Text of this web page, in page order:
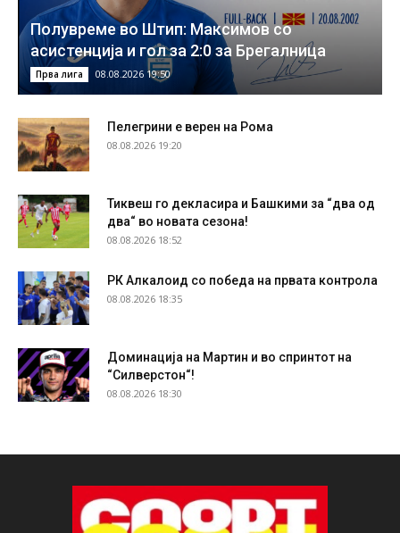
Полувреме во Штип: Максимов со
асистенција и гол за 2:0 за Брегалница
Прва лига 08.08.2026 19:50
Пелегрини е верен на Рома
08.08.2026 19:20
Тиквеш го декласира и Башкими за “два од
два“ во новата сезона!
08.08.2026 18:52
РК Алкалоид со победа на првата контрола
08.08.2026 18:35
Доминација на Мартин и во спринтот на
“Силверстон“!
08.08.2026 18:30